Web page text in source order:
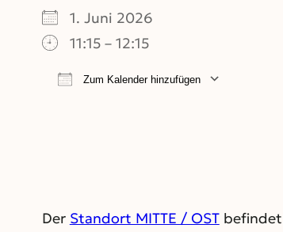
1. Juni 2026
11:15 – 12:15
Zum Kalender hinzufügen
Der Standort MITTE / OSTbefindet